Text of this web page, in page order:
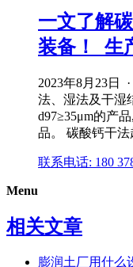
一文了解
装备！_生
2023年8月23日
法、湿法及干湿
d97≥35μm的产
品。 碳酸钙干法
联系电话: 180
Menu
相关文章
膨润土厂用什么